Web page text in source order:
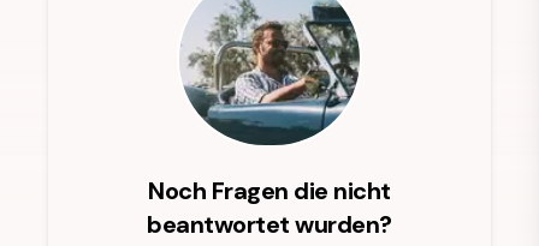
Noch Fragen die nicht
beantwortet wurden?